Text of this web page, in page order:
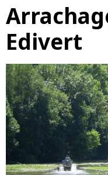
Edivert